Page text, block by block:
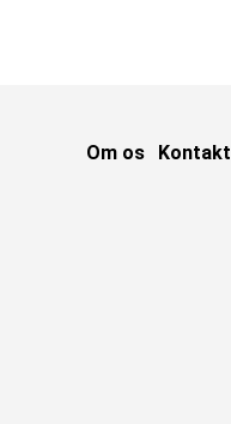
Om os
Kontakt